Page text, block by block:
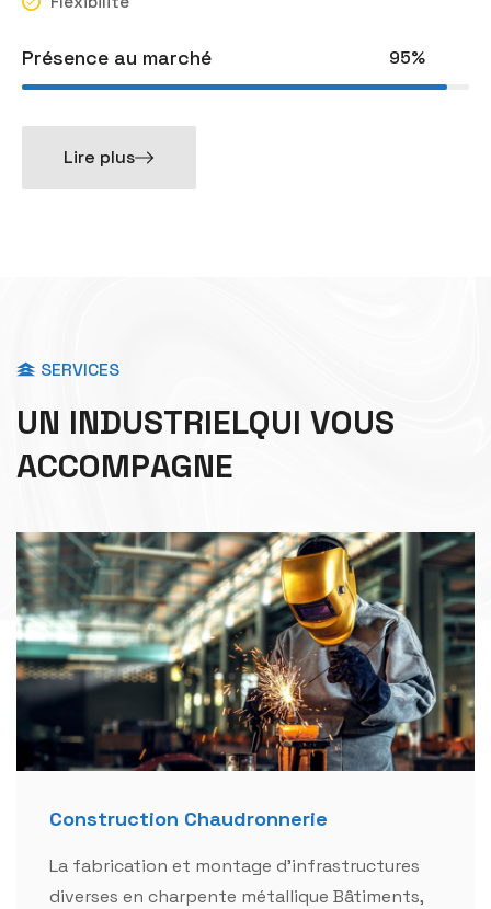
Présence au marché 95%
Lire plus
SERVICES
UN INDUSTRIELQUI VOUS
ACCOMPAGNE
Construction Chaudronnerie
La fabrication et montage d'infrastructures
diverses en charpente métallique Bâtiments,